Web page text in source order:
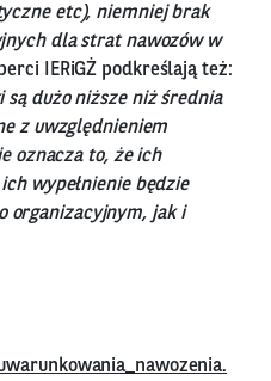
etc), niemniej brak
dla strat nawozów w
IERiGŻ podkreślają też:
są dużo niższe niż średnia
z uwzględnieniem
oznacza to, że ich
wypełnienie będzie
organizacyjnym, jak i